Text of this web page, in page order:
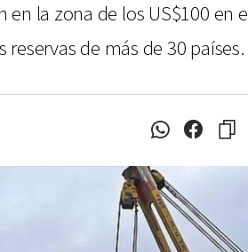
la zona de los US$100
de más de 30 países.